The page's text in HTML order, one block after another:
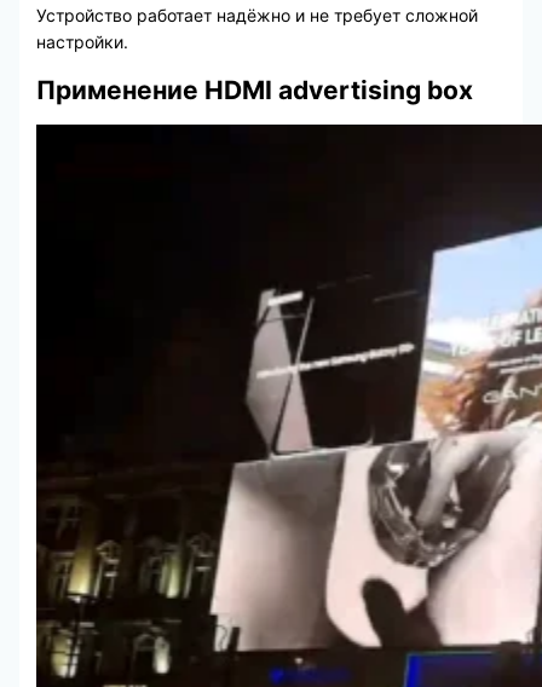
Устройство работает надёжно и не требует сложной
настройки.
Применение HDMI advertising box